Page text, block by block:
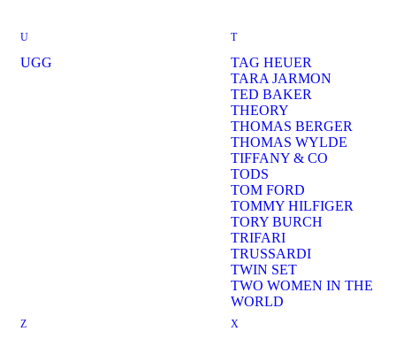
U
UGG
T
TAG HEUER
TARA JARMON
TED BAKER
THEORY
THOMAS BERGER
THOMAS WYLDE
TIFFANY & CO
TODS
TOM FORD
TOMMY HILFIGER
TORY BURCH
TRIFARI
TRUSSARDI
TWIN SET
TWO WOMEN IN THE
WORLD
Z X